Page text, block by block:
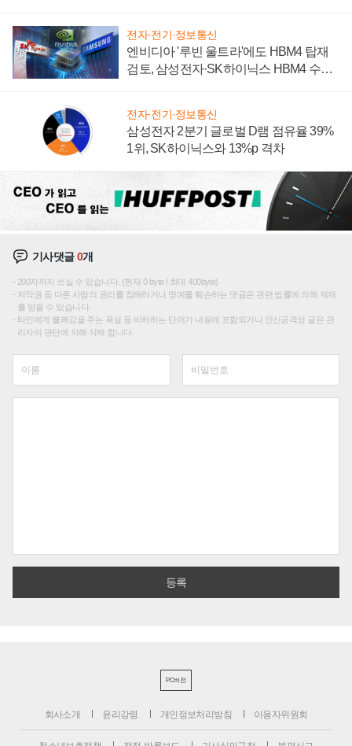
전자·전기·정보통신
엔비디아 '루빈 울트라'에도 HBM4 탑재
검토, 삼성전자·SK하이닉스 HBM4 수율
전자·전기·정보통신
삼성전자 2분기 글로벌 D램 점유율 39%
1위, SK하이닉스와 13%p 격차
기사댓글0개
200자까지 쓰실 수 있습니다. (현재 0 byte / 최대 400byte)
저작권 등 다른 사람의 권리를 침해하거나 명예를 훼손하는 댓글은 관련 법률에 의해 제재
를 받을 수 있습니다.
타인에게 불쾌감을 주는 욕설 등 비하하는 단어가 내용에 포함되거나 인신공격성 글은 관
리자의 판단에 의해 삭제 합니다.
PC버전
회사소개 윤리강령 개인정보처리방침 이용자위원회